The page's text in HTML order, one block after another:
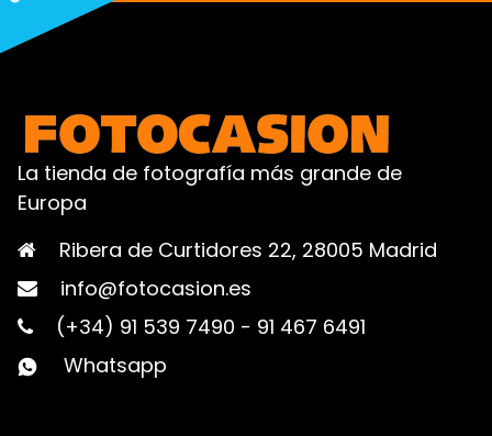
La tienda de fotografía más grande de
Europa
Ribera de Curtidores 22, 28005 Madrid
info@fotocasion.es
(+34) 91 539 7490 - 91 467 6491
Whatsapp